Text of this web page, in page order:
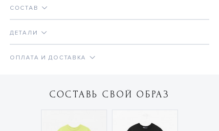
СОСТАВ
ДЕТАЛИ
ОПЛАТА И ДОСТАВКА
СОСТАВЬ СВОЙ ОБРАЗ